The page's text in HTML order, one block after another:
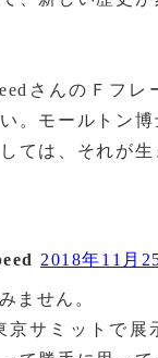
さんのＦフレ
。モールトン
ては、それが
2018年11月
ません。
京サミットで展